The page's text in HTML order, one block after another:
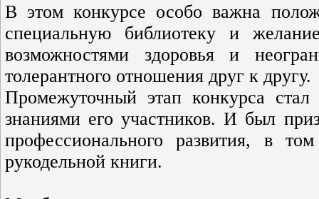
В этом конкурсе особо важна
специальную библиотеку и
возможностями здоровья и
толерантного отношения друг к другу.
Промежуточный этап конкурса
знаниями его участников. И был
профессионального развития, в
рукодельной книги.